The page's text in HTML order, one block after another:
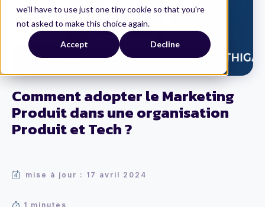
we'll have to use just one tiny cookie so that you're
not asked to make this choice again.
Accept Decline
Comment adopter le Marketing
Produit dans une organisation
Produit et Tech ?
mise à jour : 17 avril 2024
1 minutes